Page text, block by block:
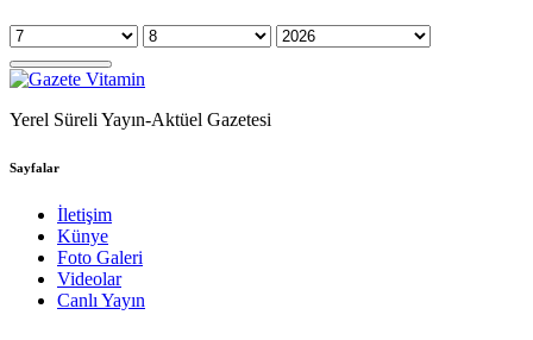
Yerel Süreli Yayın-Aktüel Gazetesi
Sayfalar
İletişim
Künye
Foto Galeri
Videolar
Canlı Yayın